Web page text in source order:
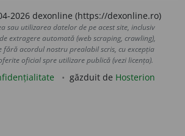
2026 dexonline (https://dexonline.ro)
sau utilizarea datelor de pe acest site, inclusiv
extragere automată (web scraping, crawling),
fără acordul nostru prealabil scris, cu excepția
oficial spre utilizare publică (vezi licența).
găzduit de Hosterion